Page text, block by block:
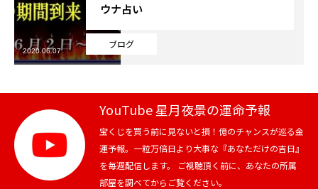
お知らせ
芸能界
テニス
スポーツ
競馬
ブログ
ウナ占い
2020.06.07
YouTube 星月夜景の運命予報
宝くじを買う前に見ないと損！億のチャンスが巡る金
運予報。一粒万倍日より大事な『あなただけの吉日』
を毎週配信します。 ご視聴頂く前に、あなたの所属
部屋を調べてからご覧ください。